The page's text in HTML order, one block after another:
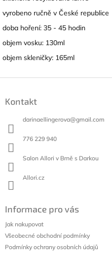
vyrobeno ručně v České republice
doba hoření: 35 - 45 hodin
objem vosku: 130ml
objem skleničky: 165ml
Kontakt
darinaellingerova@gmail.com
776 229 940
Salon Allori v Brně s Darkou
Allori.cz
Informace pro vás
Jak nakupovat
Všeobecné obchodní podmínky
Podmínky ochrany osobních údajů